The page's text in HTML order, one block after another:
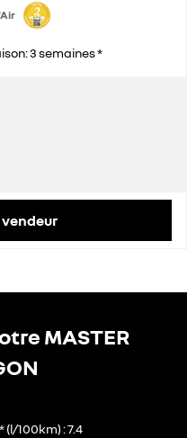
3 semaines *
MASTER
(l/100km) 7.4